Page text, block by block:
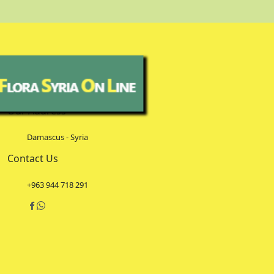
Our Address
Damascus - Syria
Contact Us
+963 944 718 291